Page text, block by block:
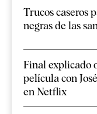
Trucos caseros
negras de las
Final explicado
película con
en Netflix